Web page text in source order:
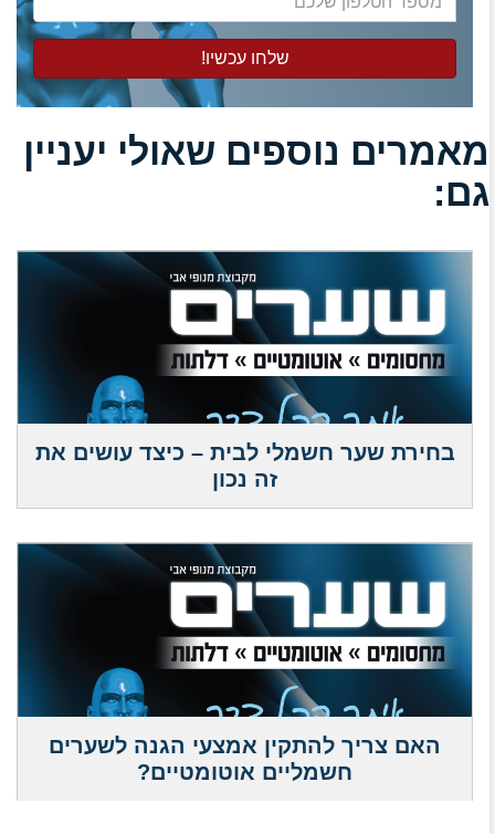
הטלפון
שלכם
מאמרים נוספים שאולי יעניין
גם:
בחירת שער חשמלי לבית – כיצד עושים את
זה נכון
האם צריך להתקין אמצעי הגנה לשערים
חשמליים אוטומטיים?